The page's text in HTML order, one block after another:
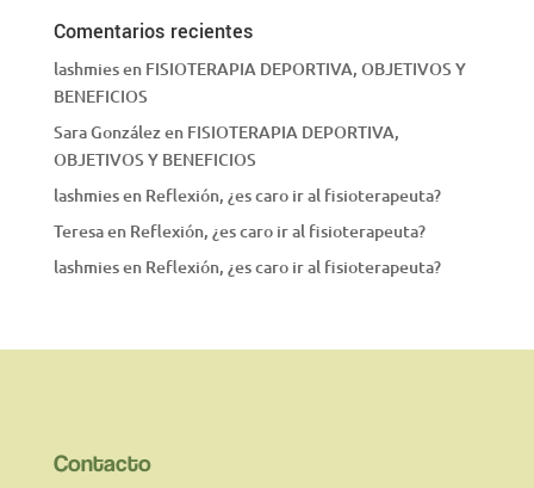
Comentarios recientes
lashmiesen FISIOTERAPIA DEPORTIVA, OBJETIVOS Y
BENEFICIOS
Sara Gonzálezen FISIOTERAPIA DEPORTIVA,
OBJETIVOS Y BENEFICIOS
lashmiesen Reflexión, ¿es caro ir al fisioterapeuta?
Teresaen Reflexión, ¿es caro ir al fisioterapeuta?
lashmiesen Reflexión, ¿es caro ir al fisioterapeuta?
Contacto